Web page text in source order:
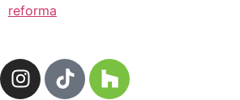
reforma